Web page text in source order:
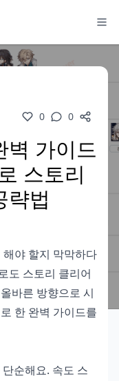
0 0
벽 가이드
스토리
략법
야 할지 막막하다
도 스토리 클리어
바른 방향으로 시
한 완벽 가이드를
순해요. 속도 스